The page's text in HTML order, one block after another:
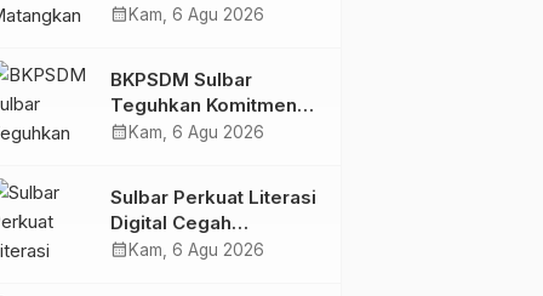
HUT Ke-81 RI, Puncak
calendar_month Kam, 6 Agu 2026
BKPSDM Sulbar
Teguhkan Komitmen
Pengembangan
Penandatanganan
Perjanjian Tugas
Belajar 2026
calendar_month Kam, 6 Agu 2026
Sulbar Perkuat Literasi
Digital Cegah
Kejahatan Love
calendar_month Kam, 6 Agu 2026